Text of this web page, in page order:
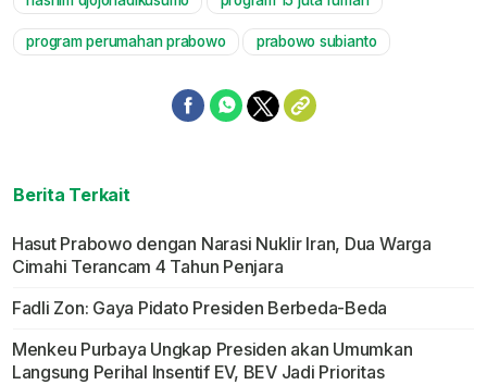
program perumahan prabowo prabowo subianto
Berita Terkait
Hasut Prabowo dengan Narasi Nuklir Iran, Dua Warga
Cimahi Terancam 4 Tahun Penjara
Fadli Zon: Gaya Pidato Presiden Berbeda-Beda
Menkeu Purbaya Ungkap Presiden akan Umumkan
Langsung Perihal Insentif EV, BEV Jadi Prioritas